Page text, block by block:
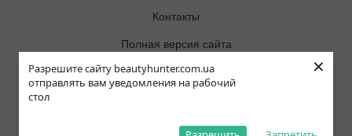
Разрешите сайту beautyhunter.com.ua
отправлять вам уведомления на рабочий
стол
×
Контакты
Полная версия сайта
Карта сайта
Eng Pol